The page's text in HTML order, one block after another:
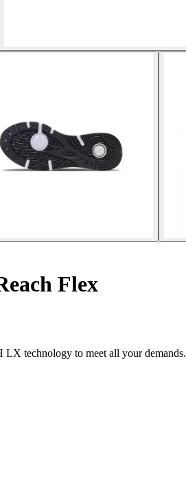
Flex
technology to meet all your demands.